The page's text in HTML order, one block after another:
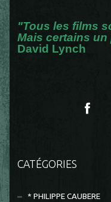
"Tous les films
Mais certains
David Lynch
CATÉGORIES
* PHILIPPE CAUBERE